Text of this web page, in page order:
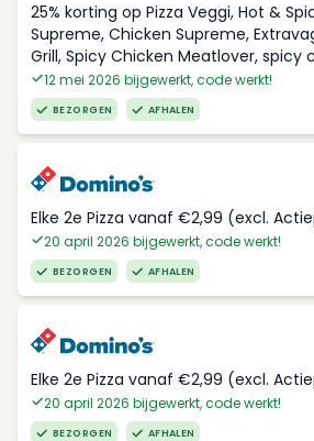
25% korting op Pizza Veggi, Hot &
Supreme, Chicken Supreme,
Grill, Spicy Chicken Meatlover,
12 mei 2026 bijgewerkt, code werkt!
BEZORGEN AFHALEN
Elke 2e Pizza vanaf €2,99 (excl.
20 april 2026 bijgewerkt, code werkt!
BEZORGEN AFHALEN
Elke 2e Pizza vanaf €2,99 (excl.
20 april 2026 bijgewerkt, code werkt!
BEZORGEN AFHALEN